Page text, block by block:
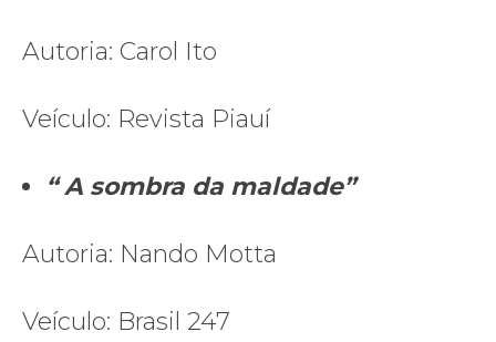
Autoria: Carol Ito
Veículo: Revista Piauí
“ A sombra da maldade”
Autoria: Nando Motta
Veículo: Brasil 247